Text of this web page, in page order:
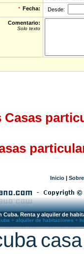
* Fecha: Desde:
Comentario:
Solo texto
Casas
Inicio |
Cuba. Renta y alquiler de
+ alquiler de habitaciones +